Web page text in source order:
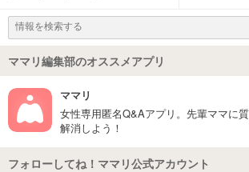
ママリ編集部のオススメアプリ
ママリ
女性専用匿名Q&Aアプリ。先輩ママに
解消しよう！
フォローしてね！ママリ公式アカウント